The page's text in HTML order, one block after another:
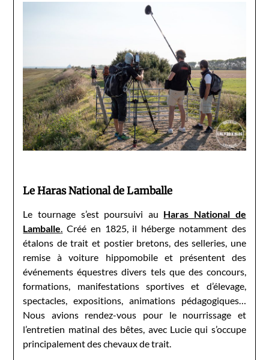
Le Haras National de Lamballe
Le tournage s’est poursuivi au Haras National de
Lamballe Créé en 1825, il héberge notamment des
étalons de trait et postier bretons, des selleries, une
remise à voiture hippomobile et présentent des
événements équestres divers tels que des concours,
formations, manifestations sportives et d’élevage,
spectacles, expositions, animations pédagogiques…
Nous avions rendez-vous pour le nourrissage et
l’entretien matinal des bêtes, avec Lucie qui s’occupe
principalement des chevaux de trait.